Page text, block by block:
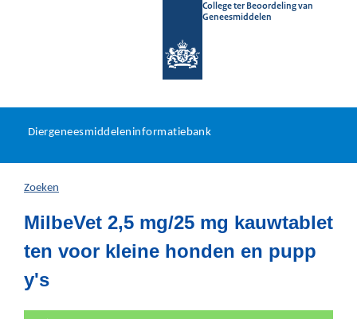
College ter Beoordeling van
Geneesmiddelen
U
hier:
Diergeneesmiddeleninformatiebank
Zoeken
MilbeVet 2,5 mg/25 mg kauwtablet
ten voor kleine honden en pupp
y's